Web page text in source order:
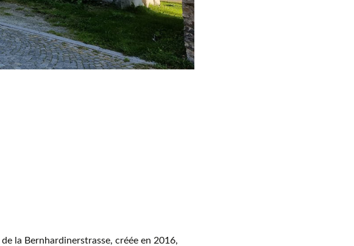
de la Bernhardinerstrasse, créée en 2016,